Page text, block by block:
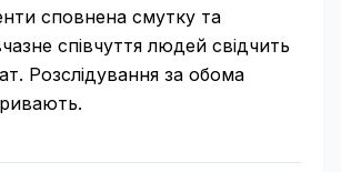
сповнена смутку та
співчуття людей свідчить
Розслідування за обома